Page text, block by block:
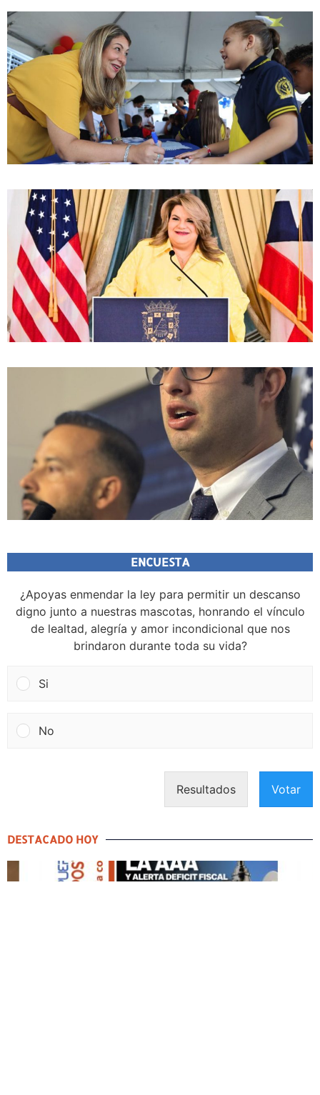
ENCUESTA
¿Apoyas enmendar la ley para permitir un descanso
digno junto a nuestras mascotas, honrando el vínculo
de lealtad, alegría y amor incondicional que nos
brindaron durante toda su vida?
Si
No
Resultados Votar
DESTACADO HOY